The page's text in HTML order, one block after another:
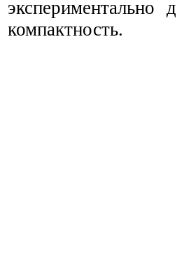
экспериментально
компактность.